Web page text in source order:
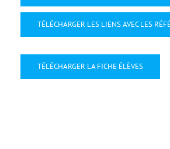
TÉLÉCHARGER LES LIENS AVEC LES
TÉLÉCHARGER LA FICHE ÉLÈVES